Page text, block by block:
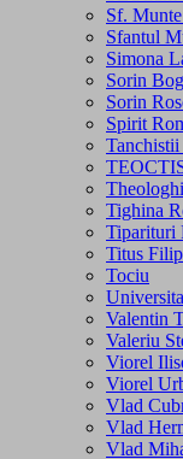
Sf.
Sfantul
Simona
Sorin
Sorin
Spirit
Tighina
Tiparituri
Titus
Tociu
Valentin
Valeriu
Viorel
Viorel
Vlad
Vlad
Vlad